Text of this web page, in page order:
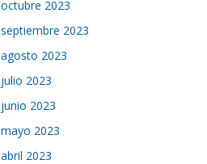
octubre 2023
septiembre 2023
agosto 2023
julio 2023
junio 2023
mayo 2023
abril 2023